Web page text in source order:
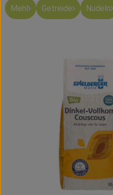
Mahlitzscher Produkte
Vorratskammer
Haus, Garten & Co.
Mehl Getreide Nudeln